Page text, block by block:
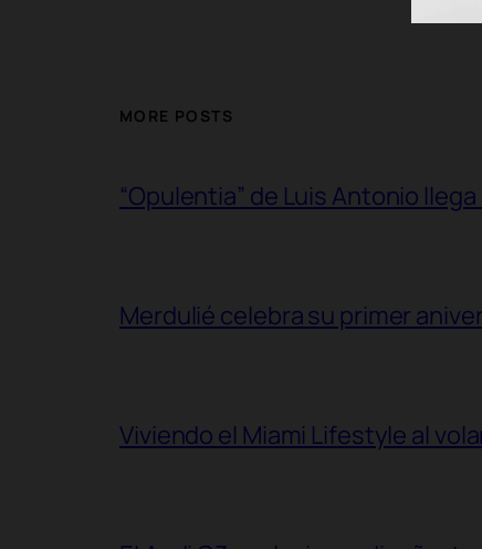
MORE POSTS
“Opulentia” de Luis Antonio
Merdulié celebra su primer
Viviendo el Miami Lifestyle al